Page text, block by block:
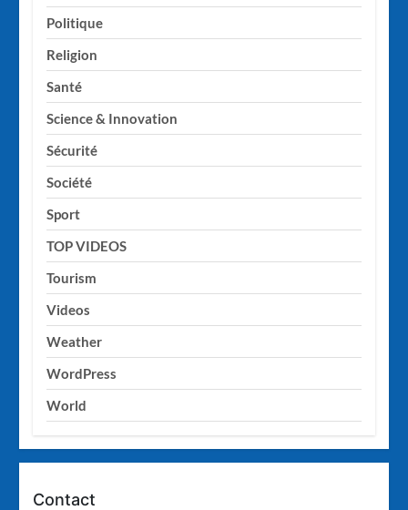
Politique
Religion
Santé
Science & Innovation
Sécurité
Société
Sport
TOP VIDEOS
Tourism
Videos
Weather
WordPress
World
Contact